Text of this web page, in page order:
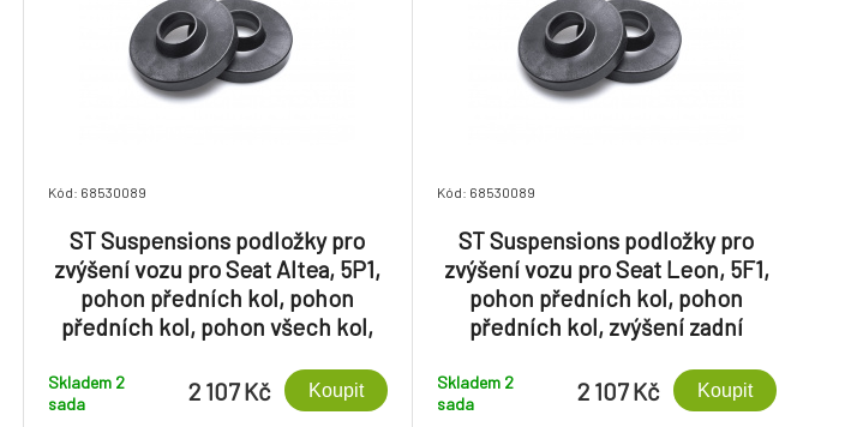
Kód: 68530089
ST Suspensions podložky pro
zvýšení vozu pro Seat Altea, 5P1,
pohon předních kol, pohon
předních kol, pohon všech kol,
Skladem 2
sada
2 107 Kč Koupit
Kód: 68530089
ST Suspensions podložky pro
zvýšení vozu pro Seat Leon, 5F1,
pohon předních kol, pohon
předních kol, zvýšení zadní
Skladem 2
sada
2 107 Kč Koupit